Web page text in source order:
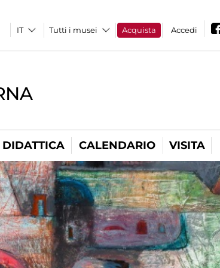
Tutti i musei Acquista Accedi
DIDATTICA CALENDARIO VISITA